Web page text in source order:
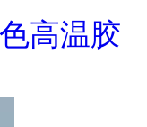
高温胶